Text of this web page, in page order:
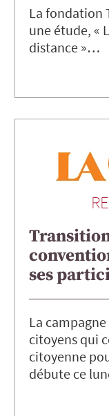
La fondation
une étude, «
distance »…
ses
La
citoyens qui
citoyenne
débute ce